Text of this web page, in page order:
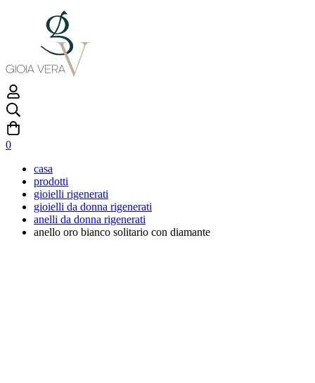
0
casa
prodotti
gioielli rigenerati
gioielli da donna rigenerati
anelli da donna rigenerati
anello oro bianco solitario con diamante